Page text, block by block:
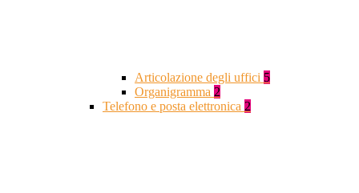
Articolazione degli uffici 5
Organigramma 2
Telefono e posta elettronica 2